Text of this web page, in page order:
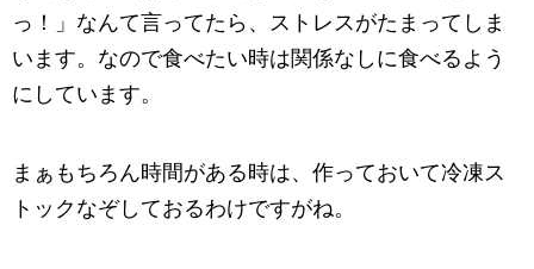
っ！」なんて言ってたら、ストレスがたまってしま
います。なので食べたい時は関係なしに食べるよう
にしています。
まぁもちろん時間がある時は、作っておいて冷凍ス
トックなぞしておるわけですがね。